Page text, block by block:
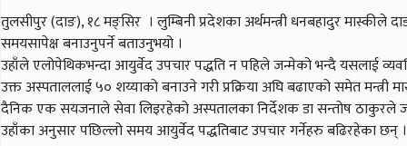
तुलसीपुर (दाङ), १८ मङ्सिर । लुम्बिनी प्रदेशका अर्थमन्त्री धनबहादुर
समयसापेक्ष बनाउनुपर्ने बताउनुभयो ।
उहाँले एलोपेथिकभन्दा आयुर्वेद उपचार पद्धति न पहिले जन्मेको भन्दै यसलाई
उक्त अस्पताललाई ५० शय्याको बनाउने गरी प्रक्रिया अघि बढाएको समेत
दैनिक एक सयजनाले सेवा लिइरहेको अस्पतालका निर्देशक डा सन्तोष ठाकुरले
उहाँका अनुसार पछिल्लो समय आयुर्वेद पद्धतिबाट उपचार गर्नेहरु बढिरहेका छन्